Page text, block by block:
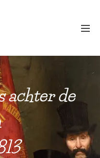
achter de